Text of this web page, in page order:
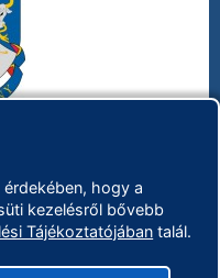
hogy a
kezelésről bővebb
Tájékoztatójában talál.